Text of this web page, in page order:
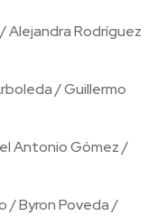
Alejandra Rodríguez
/ Guillermo
Antonio Gómez /
/ Byron Poveda /